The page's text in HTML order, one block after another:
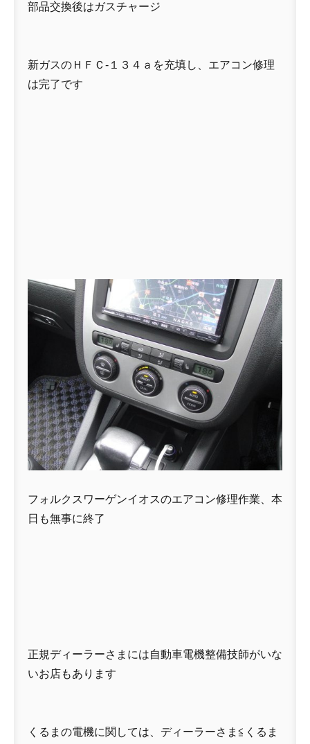
部品交換後はガスチャージ
新ガスのＨＦＣ-１３４ａを充填し、エアコン修理
は完了です
フォルクスワーゲンイオスのエアコン修理作業、本
日も無事に終了
正規ディーラーさまには自動車電機整備技師がいな
いお店もあります
くるまの電機に関しては、ディーラーさま≦くるま